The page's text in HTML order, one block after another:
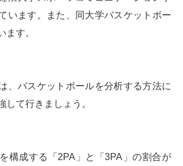
います。また、同大学バスケットボー
ます。
、バスケットボールを分析する方法に
して行きましょう。
構成する「2PA」と「3PA」の割合が